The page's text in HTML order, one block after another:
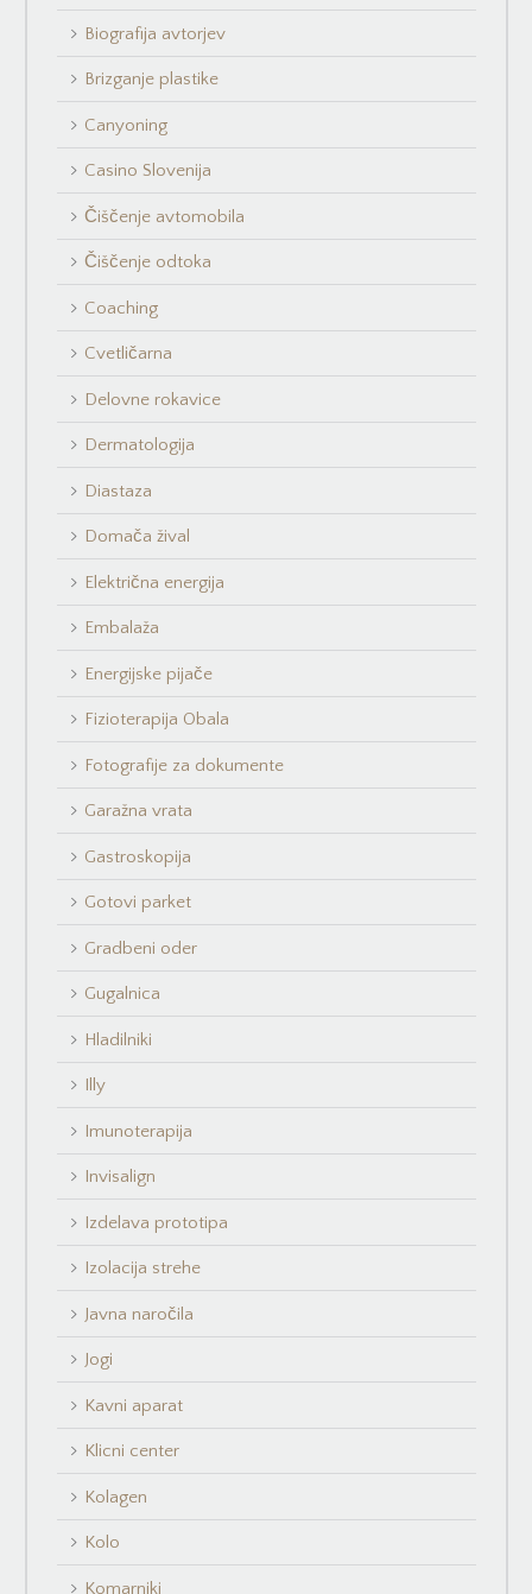
Biografija avtorjev
Brizganje plastike
Canyoning
Casino Slovenija
Čiščenje avtomobila
Čiščenje odtoka
Coaching
Cvetličarna
Delovne rokavice
Dermatologija
Diastaza
Domača žival
Električna energija
Embalaža
Energijske pijače
Fizioterapija Obala
Fotografije za dokumente
Garažna vrata
Gastroskopija
Gotovi parket
Gradbeni oder
Gugalnica
Hladilniki
Illy
Imunoterapija
Invisalign
Izdelava prototipa
Izolacija strehe
Javna naročila
Jogi
Kavni aparat
Klicni center
Kolagen
Kolo
Komarniki